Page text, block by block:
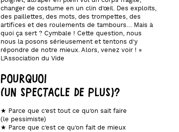
changer de costume en un clin d’œil. Des exploits,
des paillettes, des mots, des trompettes, des
artifices et des roulements de tambours… Mais à
quoi ça sert ? Cymbale ! Cette question, nous
nous la posons sérieusement et tentons d’y
répondre de notre mieux. Alors, venez voir ! »
L’Association du Vide
POURQUOI
(UN SPECTACLE DE PLUS)?
★ Parce que c’est tout ce qu’on sait faire
(le pessimiste)
★ Parce que c’est ce qu’on fait de mieux